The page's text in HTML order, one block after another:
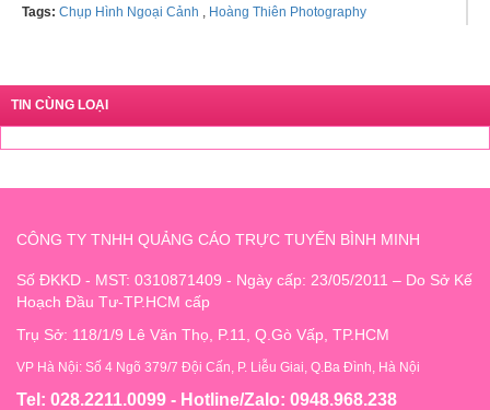
Tags: Chụp Hình Ngoại Cảnh , Hoàng Thiên Photography
TIN CÙNG LOẠI
CÔNG TY TNHH QUẢNG CÁO TRỰC TUYẾN BÌNH MINH
Số ĐKKD - MST: 0310871409 - Ngày cấp: 23/05/2011 – Do Sở Kế
Hoạch Đầu Tư-TP.HCM cấp
Trụ Sở: 118/1/9 Lê Văn Thọ, P.11, Q.Gò Vấp, TP.HCM
VP Hà Nội: Số 4 Ngõ 379/7 Đội Cấn, P. Liễu Giai, Q.Ba Đình, Hà Nội
Tel: 028.2211.0099 - Hotline/Zalo: 0948.968.238